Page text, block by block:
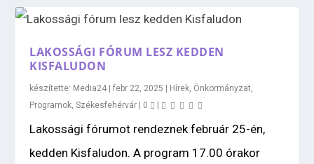
LAKOSSÁGI FÓRUM LESZ KEDDEN
KISFALUDON
készítette: Media24 |febr 22, 2025 Hírek, Önkormányzat,
Programok,Székesfehérvár 0
Lakossági fórumot rendeznek február 25-én,
kedden Kisfaludon. A program 17.00 órakor